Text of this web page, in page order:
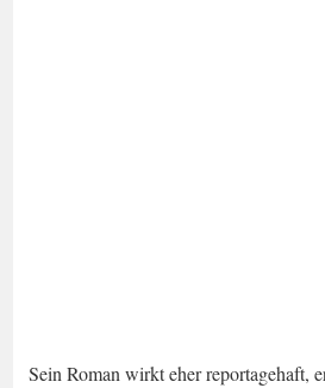
Sein Roman wirkt eher reportagehaft,